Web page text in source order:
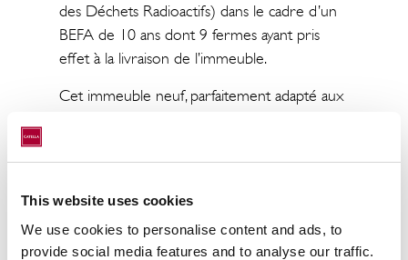
This website uses cookies
We use cookies to personalise content and ads, to
provide social media features and to analyse our traffic.
des Déchets Radioactifs) dans le cadre d’un
BEFA de 10 ans dont 9 fermes ayant pris
effet à la livraison de l’immeuble.
Cet immeuble neuf, parfaitement adapté aux
dispose de grands plateaux de 1 500 m² et
emplacements de stationnement en sous-sol.